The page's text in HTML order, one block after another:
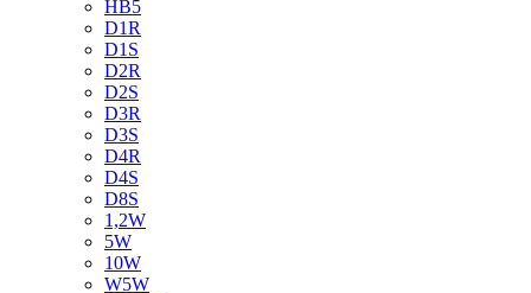
HB5
D1R
D1S
D2R
D2S
D3R
D3S
D4R
D4S
D8S
1,2W
5W
10W
W5W